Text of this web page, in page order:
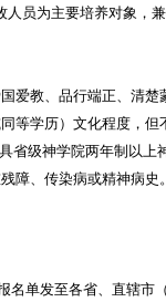
人员为主要培养对象，
爱教、品行端正、清
等学历）文化程度，
省级神学院两年制以上
障、传染病或精神病史。
名单发至各省、直辖市